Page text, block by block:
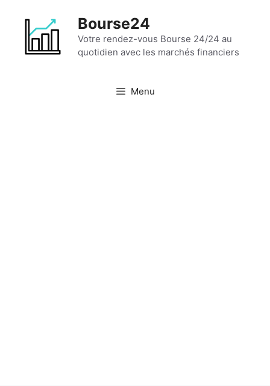
contenu
Bourse24
Votre rendez-vous Bourse 24/24 au
quotidien avec les marchés financiers
Menu